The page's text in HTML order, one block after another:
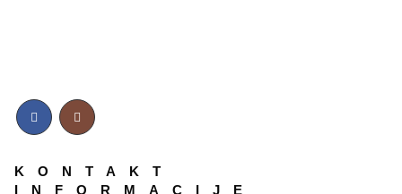
KONTAKT
INFORMACIJE